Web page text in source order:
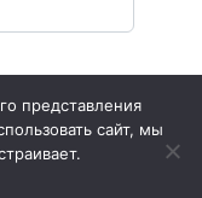
представления
сайт, мы